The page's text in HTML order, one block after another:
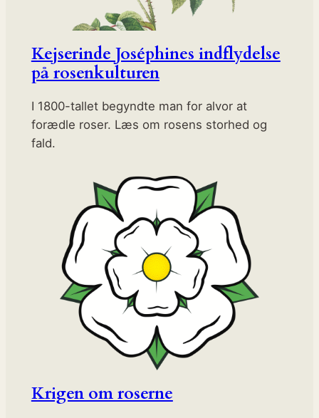
Kejserinde Joséphines indflydelse
på rosenkulturen
I 1800-tallet begyndte man for alvor at
forædle roser. Læs om rosens storhed og
fald.
Krigen om roserne